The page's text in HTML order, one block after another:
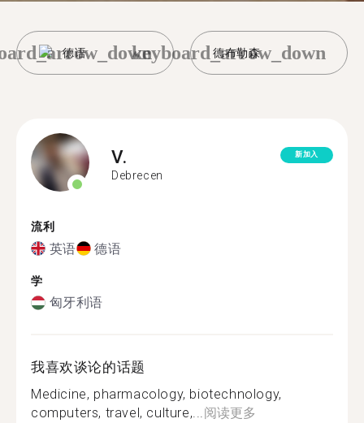
德语 德布勒森
keyboard_arrow_down
V.
Debrecen
新加入
流利
英语 德语
学
匈牙利语
我喜欢谈论的话题
Medicine, pharmacology, biotechnology,
computers, travel, culture,...阅读更多